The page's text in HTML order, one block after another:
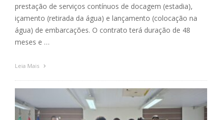
prestação de serviços contínuos de docagem (estadia),
içamento (retirada da água) e lançamento (colocação na
água) de embarcações. O contrato terá duração de 48
meses e …
Leia Mais